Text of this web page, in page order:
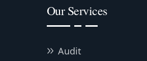
Our Services
Audit